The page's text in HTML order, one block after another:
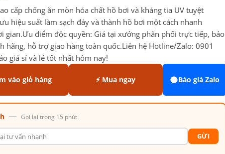
cấp chống ăn mòn hóa chất hồ bơi và kháng tia UV tuyệt
hiệu suất làm sạch đáy và thành hồ bơi một cách nhanh
gian.Ưu điểm độc quyền: Giá tại xưởng phân phối trực tiếp, bảo
hãng, hỗ trợ giao hàng toàn quốc.Liên hệ Hotline/Zalo: 0901
giá sỉ và lẻ tốt nhất hôm nay!
vào giỏ hàng ⚡ Mua ngay Báo giá Zalo
— Gọi lại trong 15 phút
GỪI